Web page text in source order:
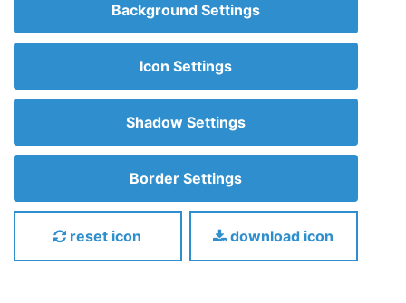
Background Settings
Icon Settings
Shadow Settings
Border Settings
reset icon download icon